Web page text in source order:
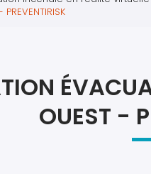
OUEST -